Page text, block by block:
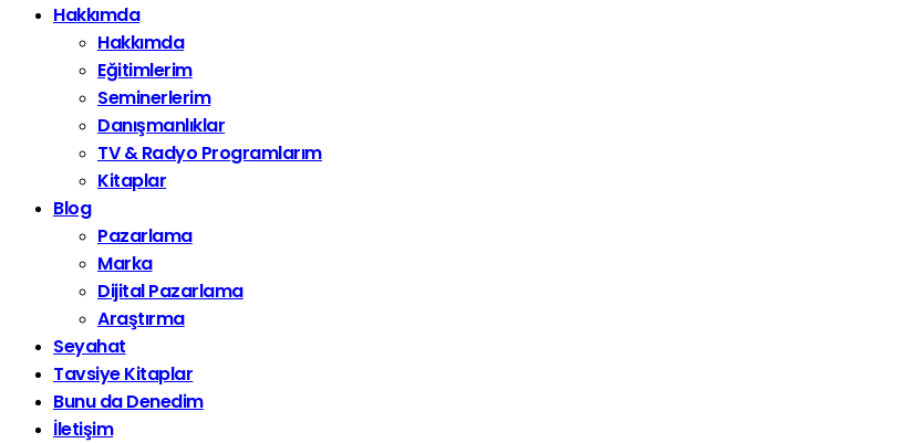
Hakkımda
Hakkımda
Eğitimlerim
Seminerlerim
Danışmanlıklar
TV & Radyo Programlarım
Kitaplar
Blog
Pazarlama
Marka
Dijital Pazarlama
Araştırma
Seyahat
Tavsiye Kitaplar
Bunu da Denedim
İletişim